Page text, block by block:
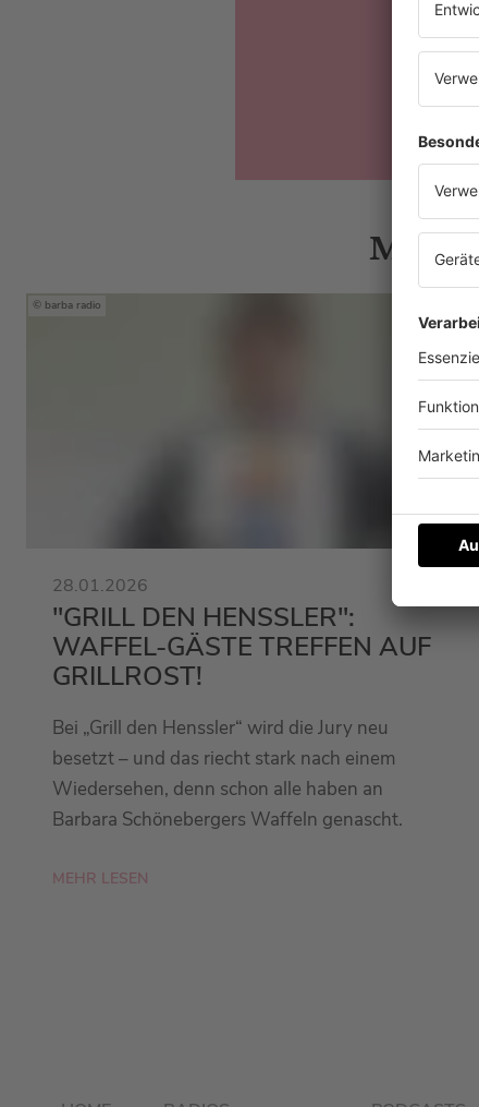
Mehr
barba radio
28.01.2026
"GRILL DEN HENSSLER":
WAFFEL-GÄSTE TREFFEN AUF
GRILLROST!
Bei „Grill den Henssler“ wird die Jury neu
besetzt – und das riecht stark nach einem
Wiedersehen, denn schon alle haben an
Barbara Schönebergers Waffeln genascht.
MEHR LESEN